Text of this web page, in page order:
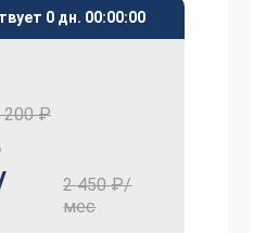
0 дн. 00:00:00
200 ₽
2 450 ₽/
мес